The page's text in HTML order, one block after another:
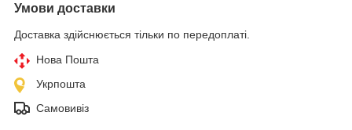
Умови доставки
Доставка здійснюється тільки по передоплаті.
Нова Пошта
Укрпошта
Самовивіз